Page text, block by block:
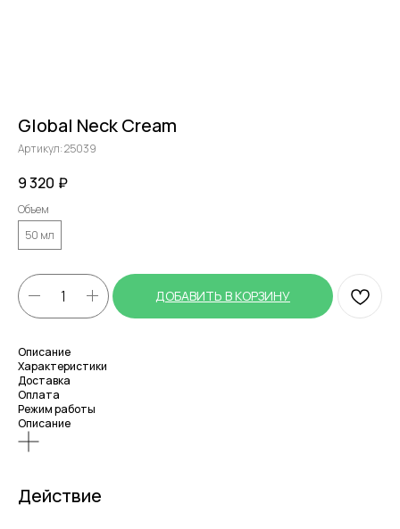
Global Neck Cream
Артикул:25039
9 320 ₽
Объем
50 мл
ДОБАВИТЬ В КОРЗИНУ
Описание
Характеристики
Доставка
Оплата
Режим работы
Описание
Действие